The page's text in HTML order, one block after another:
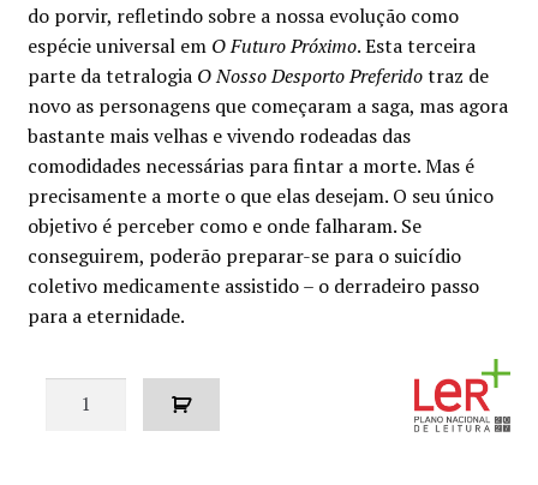
original
era:
€10.00.
atual
é:
€9.00.
do porvir, refletindo sobre a nossa evolução como
espécie universal em O Futuro Próximo. Esta terceira
parte da tetralogia O Nosso Desporto Preferidotraz de
novo as personagens que começaram a saga, mas agora
bastante mais velhas e vivendo rodeadas das
comodidades necessárias para fintar a morte. Mas é
precisamente a morte o que elas desejam. O seu único
objetivo é perceber como e onde falharam. Se
conseguirem, poderão preparar-se para o suicídio
coletivo medicamente assistido – o derradeiro passo
para a eternidade.
Quantidade